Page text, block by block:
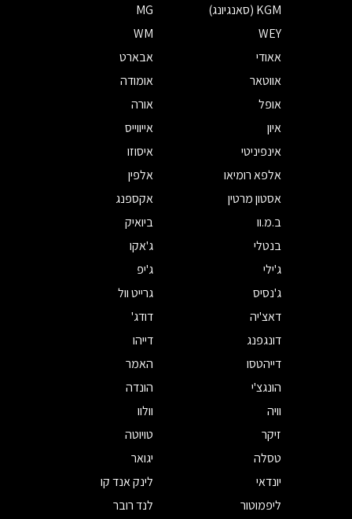
KGM (סאנגיונג)
MG
WEY
WM
אאודי
אבארט
אווטאר
אומודה
אופל
אורה
איון
אייווייס
אינפיניטי
איסוזו
אלפא רומיאו
אלפין
אסטון מרטין
אקספנג
ב.מ.וו
ביואיק
בנטלי
ג'אקו
ג'ילי
ג'יפ
ג'נסיס
גרייט וול
דאצ'יה
דודג'
דונגפנג
דייהו
דייהטסו
האמר
הונגצ'י
הונדה
וויה
וולוו
זיקר
טויוטה
טסלה
יגואר
יונדאי
לינק אנד קו
ליפמוטור
לנד רובר